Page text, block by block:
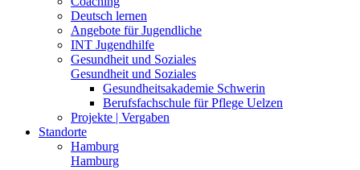
Deutsch lernen
Angebote für Jugendliche
INT Jugendhilfe
Gesundheit und Soziales
Gesundheit und Soziales
Gesundheitsakademie Schwerin
Berufsfachschule für Pflege Uelzen
Projekte | Vergaben
Standorte
Hamburg
Hamburg